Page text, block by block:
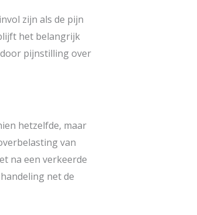
zijn als de pijn
het belangrijk
pijnstilling over
hetzelfde, maar
van
na een verkeerde
net de